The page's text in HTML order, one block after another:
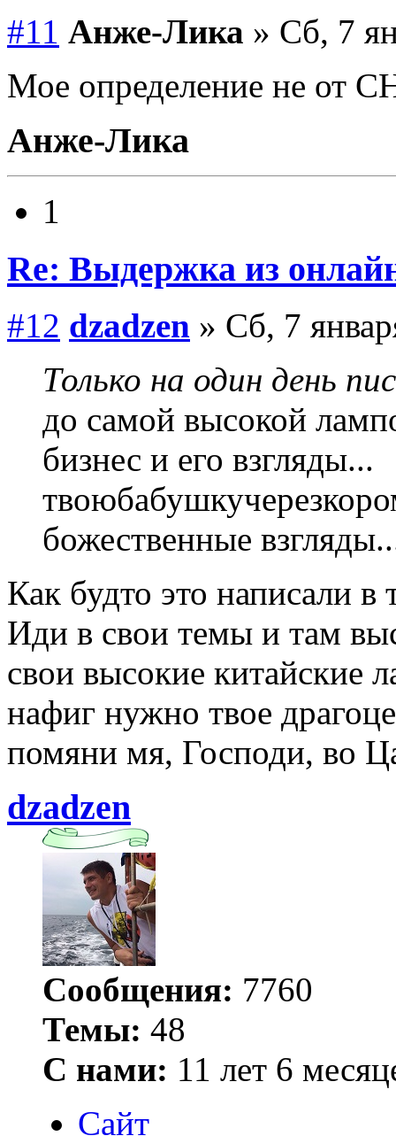
#11 Анже-Лика » Сб, 7
Мое определение не от
Анже-Лика
1
Re: Выдержка из
#12 dzadzen » Сб, 7
Только на один день
до самой высокой
бизнес и его взгляды...
божественные
Как будто это написали
Иди в свои темы и там
свои высокие китайские
нафиг нужно твое
помяни мя, Господи, во
dzadzen
Сообщения: 7760
Темы: 48
С нами: 11 лет 6
Сайт